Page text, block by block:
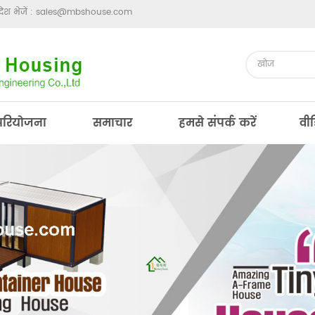
भेजें : sales@mbshouse.com
समाचार हमसे संपर्क करें